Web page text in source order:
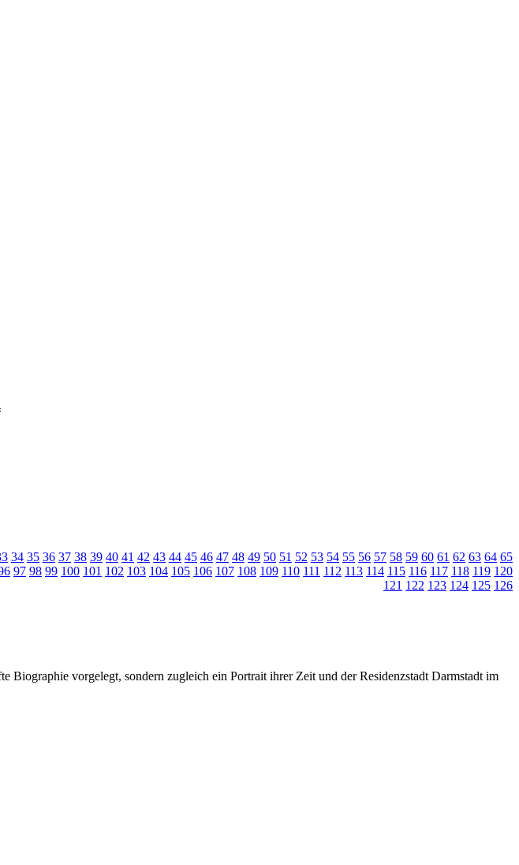
34 35 36 37 38 39 40 41 42 43 44 45 46 47 48 49 50 51 52 53 54 55 56 57 58 59 60 61 62 63 64 65
97 98 99 100 101 102 103 104 105 106 107 108 109 110 111 112 113 114 115 116 117 118 119 120
121 122 123 124 125 126
Biographie vorgelegt, sondern zugleich ein Portrait ihrer Zeit und der Residenzstadt Darmstadt im